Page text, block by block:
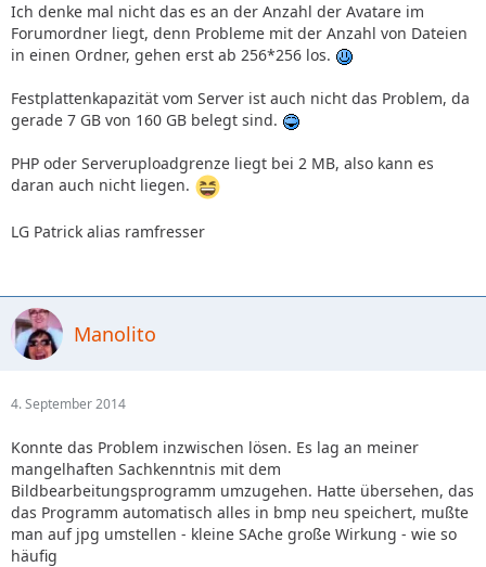
Ich denke mal nicht das es an der Anzahl der Avatare im
Forumordner liegt, denn Probleme mit der Anzahl von Dateien
in einen Ordner, gehen erst ab 256*256 los.
Festplattenkapazität vom Server ist auch nicht das Problem, da
gerade 7 GB von 160 GB belegt sind.
PHP oder Serveruploadgrenze liegt bei 2 MB, also kann es
daran auch nicht liegen.
LG Patrick alias ramfresser
Manolito
4. September 2014
Konnte das Problem inzwischen lösen. Es lag an meiner
mangelhaften Sachkenntnis mit dem
Bildbearbeitungsprogramm umzugehen. Hatte übersehen, das
das Programm automatisch alles in bmp neu speichert, mußte
man auf jpg umstellen - kleine SAche große Wirkung - wie so
häufig